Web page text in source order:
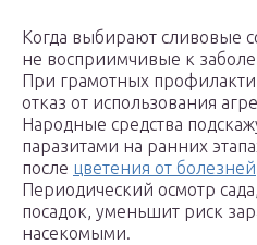
Когда выбирают сливовые
не восприимчивые к
При грамотных
отказ от использования
Народные средства
паразитами на ранних
после цветения от болезней
Периодический осмотр
посадок, уменьшит риск
насекомыми.